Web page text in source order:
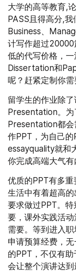
大学的高等教育,
PASS且得高分,
Business、
计写作超过20000
低的代写价格，
Dissertation和
呢？赶紧定制你需
留学生的作业除
Presentation。为
Presentation都会
作PPT，为自己
essayquality就和
你完成高端大气有
优质的PPT有多
生活中有着超高
要求做过PPT。
要，课外实践活
需要。等到进入
申请预算经费，
的PPT，不仅有
会让整个演讲达